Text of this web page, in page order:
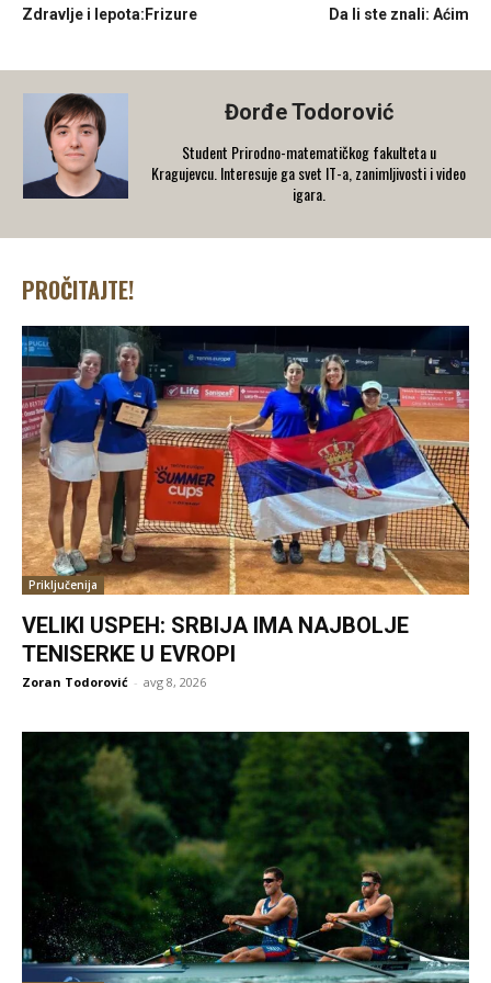
Zdravlje i lepota:Frizure Da li ste znali: Aćim
Đorđe Todorović
Student Prirodno-matematičkog fakulteta u
Kragujevcu. Interesuje ga svet IT-a, zanimljivosti i video
igara.
PROČITAJTE!
Priključenija
VELIKI USPEH: SRBIJA IMA NAJBOLJE
TENISERKE U EVROPI
Zoran Todorović - avg 8, 2026